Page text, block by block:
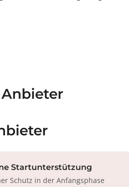
Startunterstützung
Schutz in der Anfangsphase